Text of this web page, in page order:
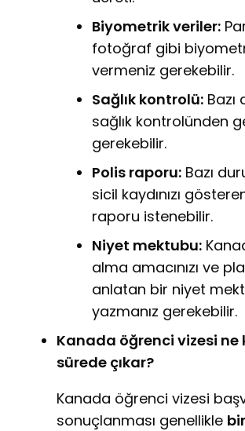
Biyometrik veriler:
fotoğraf gibi
vermeniz gerekebilir.
Sağlık kontrolü:
sağlık kontrolünden
gerekebilir.
Polis raporu: Bazı
sicil kaydınızı
raporu istenebilir.
Niyet mektubu:
alma amacınızı ve
anlatan bir niyet
yazmanız gerekebilir.
Kanada öğrenci vizesi ne
sürede çıkar?
Kanada öğrenci vizesi
sonuçlanması genellikle